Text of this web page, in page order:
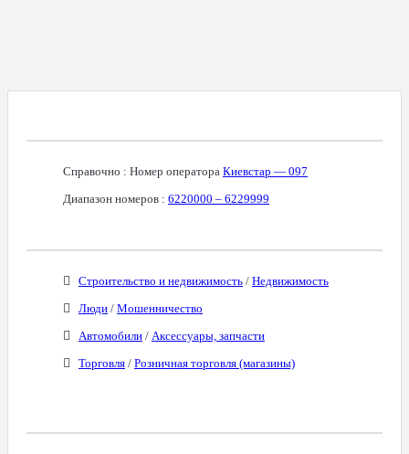
Справочно : Номер оператора Киевстар — 097
Диапазон номеров : 6220000 – 6229999
Строительство и недвижимость / Недвижимость
Люди / Мошенничество
Автомобили / Аксессуары, запчасти
Торговля / Розничная торговля (магазины)